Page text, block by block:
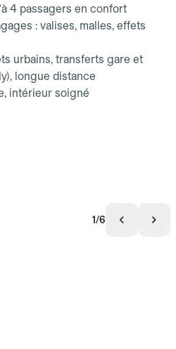
4 passagers en confort
: valises, malles, effets
urbains, transferts gare et
longue distance
intérieur soigné
1/6